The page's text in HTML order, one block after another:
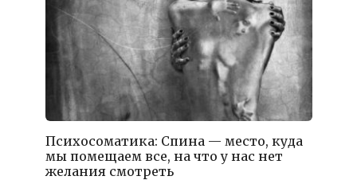
Психосоматика: Спина — место, куда
мы помещаем все, на что у нас нет
желания смотреть